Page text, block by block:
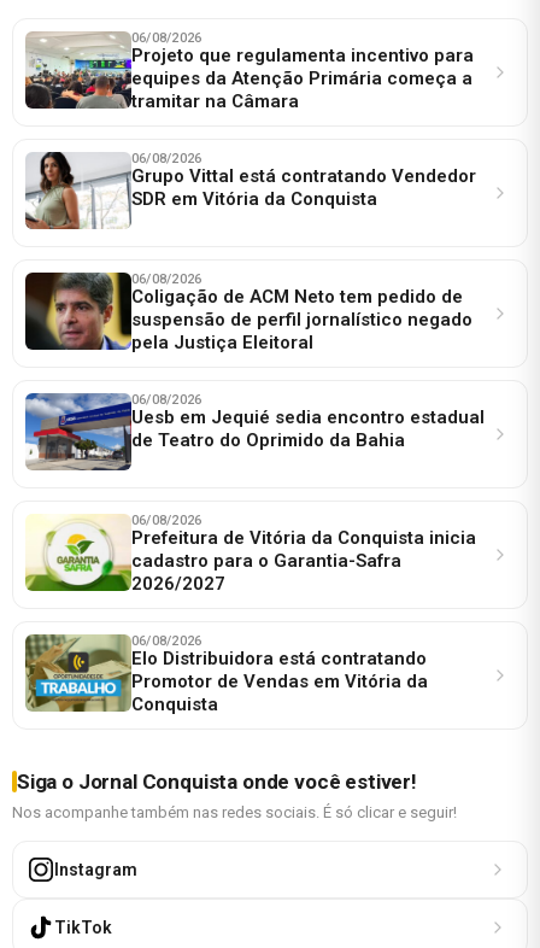
06/08/2026
Projeto que regulamenta incentivo para
equipes da Atenção Primária começa a
tramitar na Câmara
06/08/2026
Grupo Vittal está contratando Vendedor
SDR em Vitória da Conquista
06/08/2026
Coligação de ACM Neto tem pedido de
suspensão de perfil jornalístico negado
pela Justiça Eleitoral
06/08/2026
Uesb em Jequié sedia encontro estadual
de Teatro do Oprimido da Bahia
06/08/2026
Prefeitura de Vitória da Conquista inicia
cadastro para o Garantia-Safra
2026/2027
06/08/2026
Elo Distribuidora está contratando
Promotor de Vendas em Vitória da
Conquista
Siga o Jornal Conquista onde você estiver!
Nos acompanhe também nas redes sociais. É só clicar e seguir!
Instagram
TikTok